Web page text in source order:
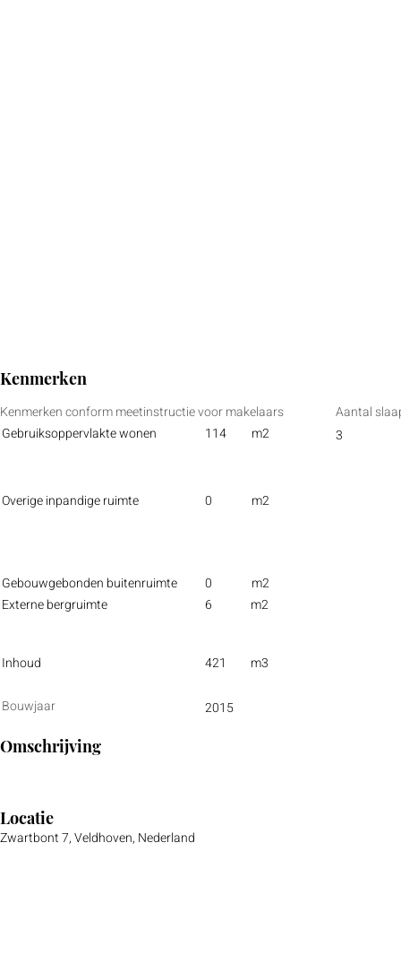
Kenmerken
Kenmerken conform meetinstructie voor makelaars
Gebruiksoppervlakte wonen
114 m2
Aantal
3
Overige inpandige ruimte 0 m2
Gebouwgebonden buitenruimte
Externe bergruimte
Inhoud
Bouwjaar
0
m2
6
m2
421 m3
2015
Omschrijving
Locatie
Zwartbont 7, Veldhoven, Nederland